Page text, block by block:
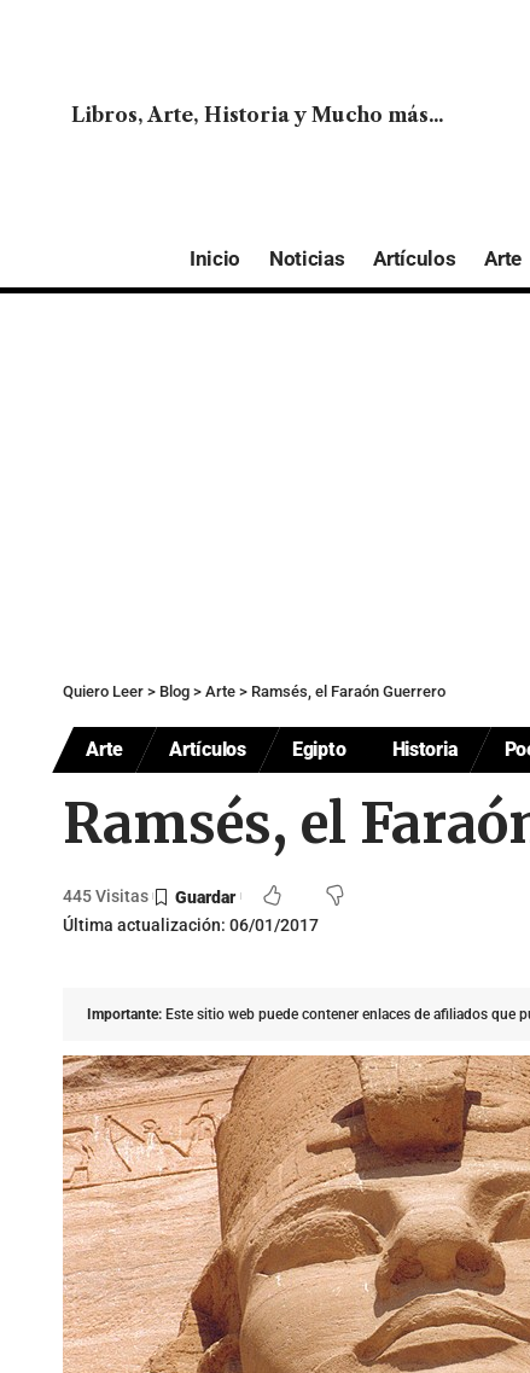
Libros, Arte, Historia y Mucho más...
Inicio Noticias Artículos Arte
Quiero Leer > Blog > Arte > Ramsés, el Faraón Guerrero
Arte Artículos Egipto Historia
Ramsés, el
Última actualización: 06/01/2017
445 Visitas
Importante: Este sitio web puede contener enlaces de afiliados